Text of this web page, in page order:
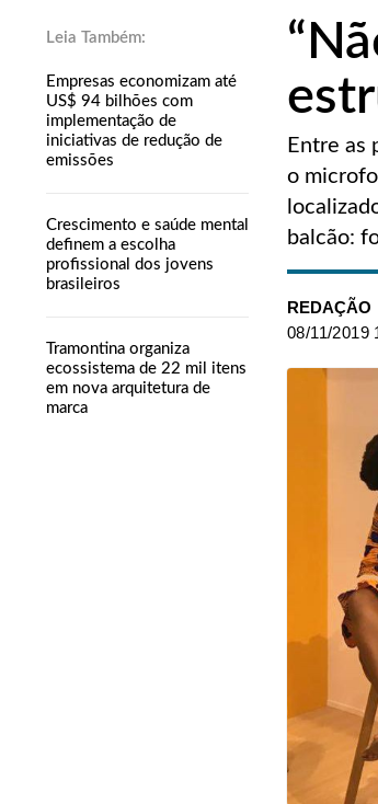
Empresas economizam até
US$ 94 bilhões com
implementação de
iniciativas de redução de
emissões
Crescimento e saúde mental
definem a escolha
profissional dos jovens
brasileiros
Tramontina organiza
ecossistema de 22 mil itens
em nova arquitetura de
marca
Entre as
o
balcão:
REDAÇÃO
08/11/2019